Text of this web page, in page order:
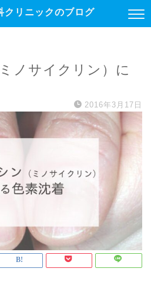
クリニックのブログ
ノサイクリン）に
2016年3月17日